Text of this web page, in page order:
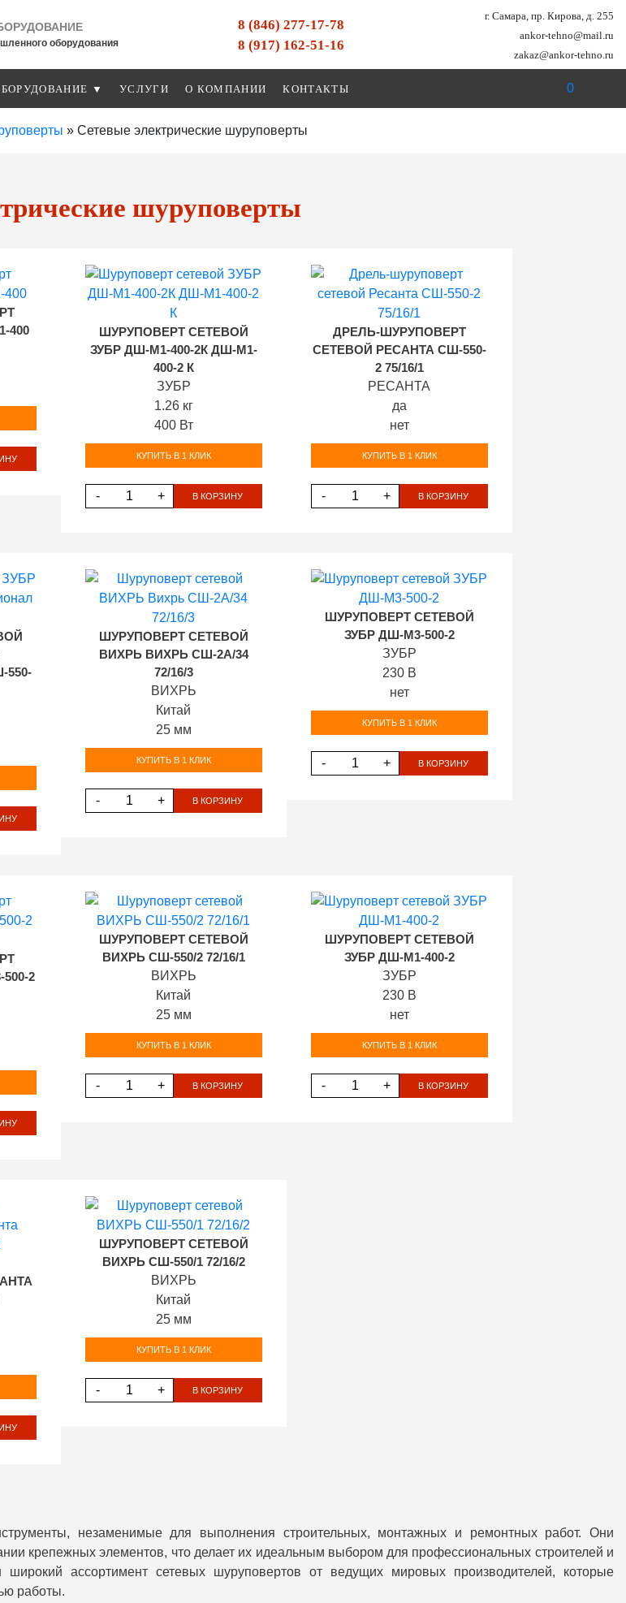
оборудования
8 (846) 277-17-78
8 (917) 162-51-16
г. Самара, пр. Кирова, д. 255
ankor-tehno@mail.ru
zakaz@ankor-tehno.ru
▼ УСЛУГИ О КОМПАНИИ КОНТАКТЫ 0
» Сетевые электрические шуруповерты
шуруповерты
400
ШУРУПОВЕРТ СЕТЕВОЙ
ЗУБР ДШ-М1-400-2К ДШ-М1-
400-2 К
ЗУБР
1.26 кг
400 Вт
КУПИТЬ В 1 КЛИК
- + В КОРЗИНУ
ДРЕЛЬ-ШУРУПОВЕРТ
СЕТЕВОЙ РЕСАНТА СШ-550-
2 75/16/1
РЕСАНТА
да
нет
КУПИТЬ В 1 КЛИК
- + В КОРЗИНУ
ШУРУПОВЕРТ СЕТЕВОЙ
ВИХРЬ ВИХРЬ СШ-2А/34
72/16/3
ВИХРЬ
Китай
25 мм
КУПИТЬ В 1 КЛИК
- + В КОРЗИНУ
ШУРУПОВЕРТ СЕТЕВОЙ
ЗУБР ДШ-М3-500-2
ЗУБР
230 В
нет
КУПИТЬ В 1 КЛИК
- + В КОРЗИНУ
2
ШУРУПОВЕРТ СЕТЕВОЙ
ВИХРЬ СШ-550/2 72/16/1
ВИХРЬ
Китай
25 мм
КУПИТЬ В 1 КЛИК
- + В КОРЗИНУ
ШУРУПОВЕРТ СЕТЕВОЙ
ЗУБР ДШ-М1-400-2
ЗУБР
230 В
нет
КУПИТЬ В 1 КЛИК
- + В КОРЗИНУ
ШУРУПОВЕРТ СЕТЕВОЙ
ВИХРЬ СШ-550/1 72/16/2
ВИХРЬ
Китай
25 мм
КУПИТЬ В 1 КЛИК
- + В КОРЗИНУ
незаменимые для выполнения строительных, монтажных и ремонтных работ. Они
крепежных элементов, что делает их идеальным выбором для профессиональных строителей и
ассортимент сетевых шуруповертов от ведущих мировых производителей, которые
работы.